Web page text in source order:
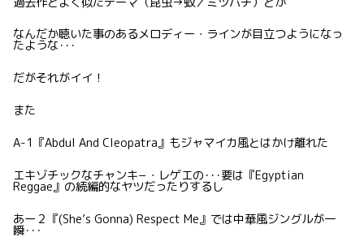
なんだか聴いた事のあるメロディー・ラインが目立つようになっ
たような･･･
だがそれがイイ！
また
A-1『Abdul And Cleopatra』もジャマイカ風とはかけ離れた
エキゾチックなチャンキ−・レゲエの･･･要は『Egyptian
Reggae』の続編的なヤツだったりするし
あー２『(She’s Gonna) Respect Me』では中華風ジングルが一
瞬･･･